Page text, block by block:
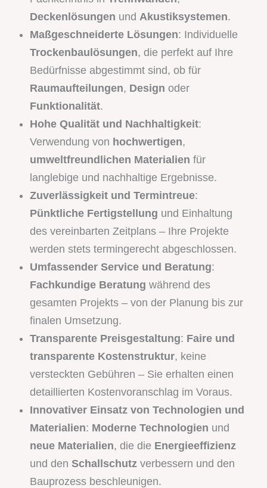
Deckenlösungen und Akustiksystemen.
Maßgeschneiderte Lösungen: Individuelle
Trockenbaulösungen, die perfekt auf Ihre
Bedürfnisse abgestimmt sind, ob für
Raumaufteilungen, Design oder
Funktionalität.
Hohe Qualität und Nachhaltigkeit:
Verwendung von hochwertigen,
umweltfreundlichen Materialien für
langlebige und nachhaltige Ergebnisse.
Zuverlässigkeit und Termintreue:
Pünktliche Fertigstellung und Einhaltung
des vereinbarten Zeitplans – Ihre Projekte
werden stets termingerecht abgeschlossen.
Umfassender Service und Beratung:
Fachkundige Beratung während des
gesamten Projekts – von der Planung bis zur
finalen Umsetzung.
Transparente Preisgestaltung: Faire und
transparente Kostenstruktur, keine
versteckten Gebühren – Sie erhalten einen
detaillierten Kostenvoranschlag im Voraus.
Innovativer Einsatz von Technologien und
Materialien: Moderne Technologien und
neue Materialien, die die Energieeffizienz
und den Schallschutz verbessern und den
Bauprozess beschleunigen.